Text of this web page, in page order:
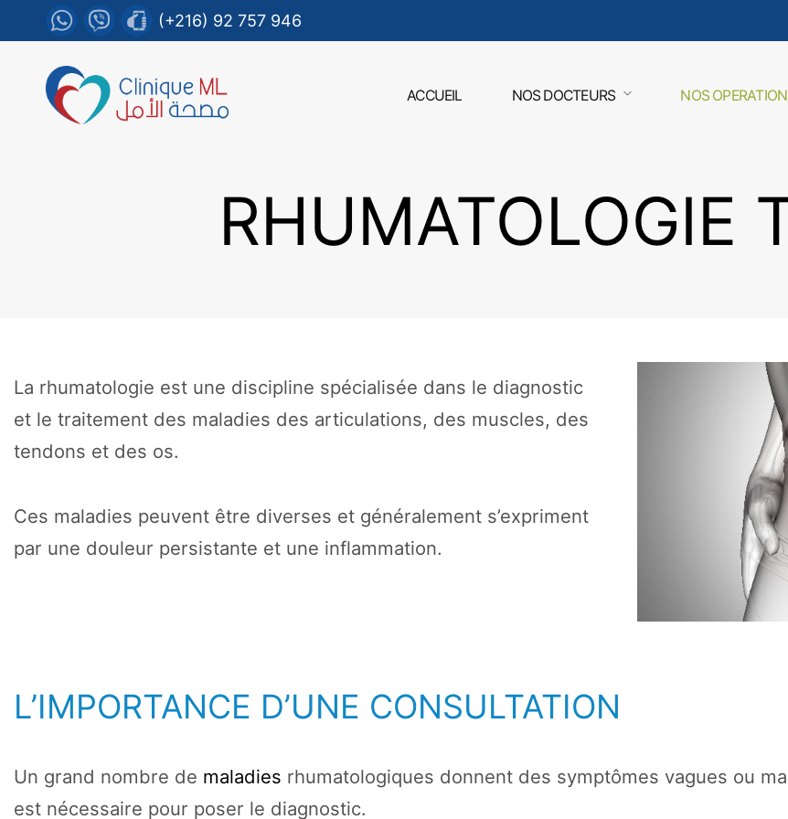
(+216) 92 757 946
ACCUEIL NOS DOCTEURS NOS
RHUMATOLOGIE
La rhumatologie est une discipline spécialisée dans le diagnostic
et le traitement des maladies des articulations, des muscles, des
tendons et des os.
Ces maladies peuvent être diverses et généralement s’expriment
par une douleur persistante et une inflammation.
L’IMPORTANCE D’UNE CONSULTATION
Un grand nombre de maladies rhumatologiques donnent des symptômes vagues ou
est nécessaire pour poser le diagnostic.